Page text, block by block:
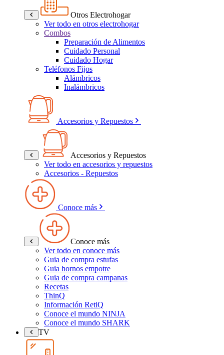
Otros Electrohogar
Ver todo en otros electrohogar
Combos
Preparación de Alimentos
Cuidado Personal
Cuidado Hogar
Teléfonos Fijos
Alámbricos
Inalámbricos
Accesorios y Repuestos
Accesorios y Repuestos
Ver todo en accesorios y repuestos
Accesorios - Repuestos
Conoce más
Conoce más
Ver todo en conoce más
Guia de compra estufas
Guia hornos empotre
Guia de compra campanas
Recetas
ThinQ
Información RetiQ
Conoce el mundo NINJA
Conoce el mundo SHARK
TV